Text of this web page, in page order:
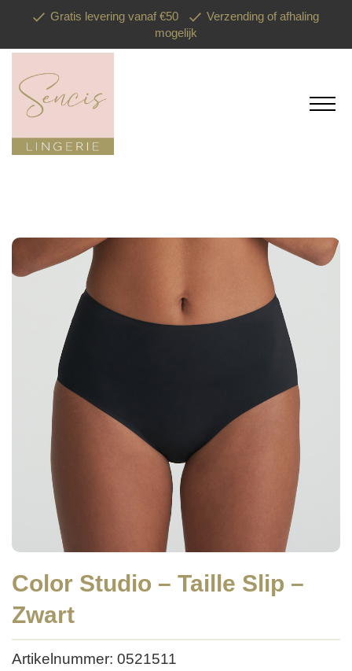
Gratis levering vanaf €50
Verzending of afhaling
mogelijk
Color Studio – Taille Slip –
Zwart
Artikelnummer: 0521511